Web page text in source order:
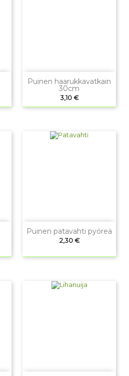
Puinen haarukkavatkain
30cm
Hinta
3,10 €
Puinen patavahti pyöreä
Hinta
2,30 €